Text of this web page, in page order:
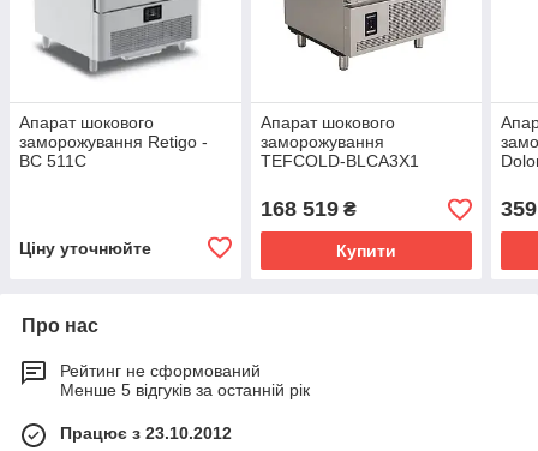
Апарат шокового
заморожування Retigo -
BC 511C
Ціну уточнюйте
Апарат шокового
заморожування
TEFCOLD-BLCA3X1
168 519₴
Купити
Про нас
Рейтинг не сформований
Менше 5 відгуків за останній рік
Працює з 23.10.2012